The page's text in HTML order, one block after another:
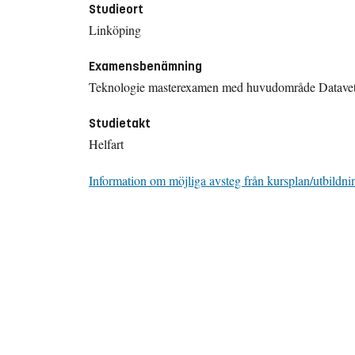
Studieort
Linköping
Examensbenämning
Teknologie masterexamen med huvudområde
Studietakt
Helfart
Information om möjliga avsteg från kursplan/